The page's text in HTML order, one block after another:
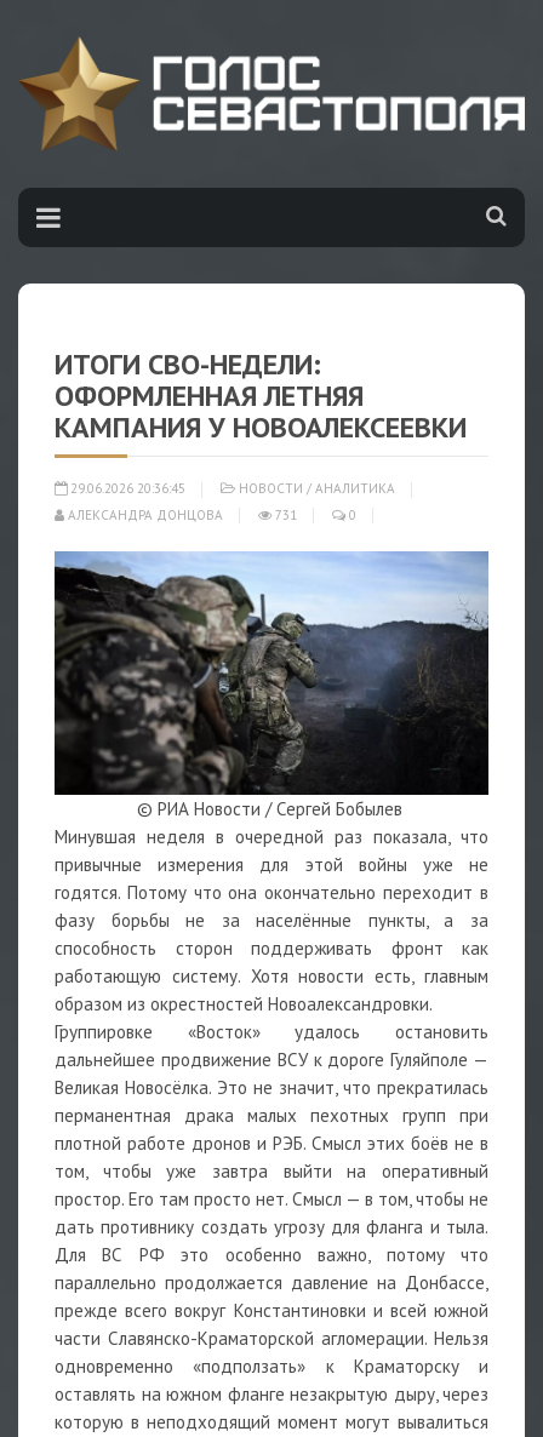
ИТОГИ СВО-НЕДЕЛИ:
ОФОРМЛЕННАЯ ЛЕТНЯЯ
КАМПАНИЯ У НОВОАЛЕКСЕЕВКИ
29.06.2026 20:36:45 НОВОСТИ / АНАЛИТИКА
АЛЕКСАНДРА ДОНЦОВА
731 0
© РИА Новости / Сергей Бобылев
Минувшая неделя в очередной раз показала, что
привычные измерения для этой войны уже не
годятся. Потому что она окончательно переходит в
фазу борьбы не за населённые пункты, а за
способность сторон поддерживать фронт как
работающую систему. Хотя новости есть, главным
образом из окрестностей Новоалександровки.
Группировке «Восток» удалось остановить
дальнейшее продвижение ВСУ к дороге Гуляйполе —
Великая Новосёлка. Это не значит, что прекратилась
перманентная драка малых пехотных групп при
плотной работе дронов и РЭБ. Смысл этих боёв не в
том, чтобы уже завтра выйти на оперативный
простор. Его там просто нет. Смысл — в том, чтобы не
дать противнику создать угрозу для фланга и тыла.
Для ВС РФ это особенно важно, потому что
параллельно продолжается давление на Донбассе,
прежде всего вокруг Константиновки и всей южной
части Славянско-Краматорской агломерации. Нельзя
одновременно «подползать» к Краматорску и
оставлять на южном фланге незакрытую дыру, через
которую в неподходящий момент могут вывалиться